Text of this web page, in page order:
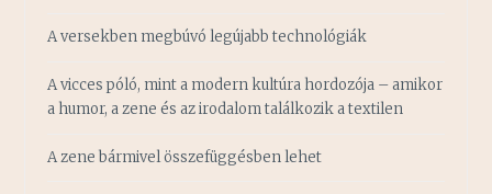
A versekben megbúvó legújabb technológiák
A vicces póló, mint a modern kultúra hordozója – amikor
a humor, a zene és az irodalom találkozik a textilen
A zene bármivel összefüggésben lehet